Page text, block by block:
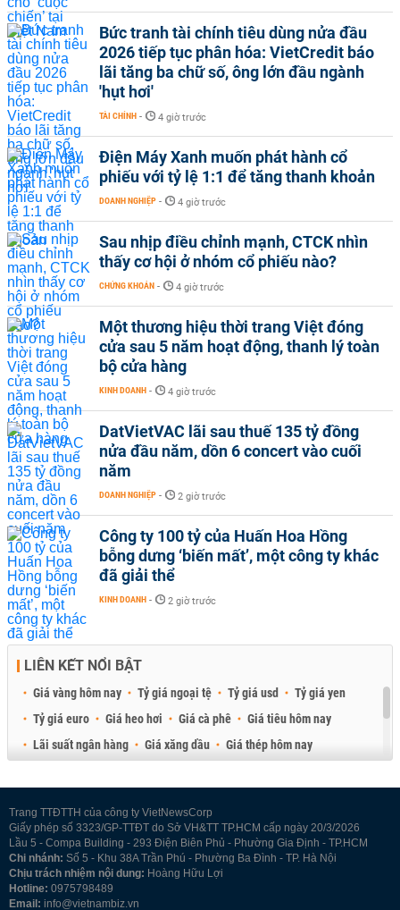
Bức tranh tài chính tiêu dùng nửa đầu
2026 tiếp tục phân hóa: VietCredit báo
lãi tăng ba chữ số, ông lớn đầu ngành
'hụt hơi'
TÀI CHÍNH - 4 giờ trước
Điện Máy Xanh muốn phát hành cổ
phiếu với tỷ lệ 1:1 để tăng thanh khoản
DOANH NGHIỆP - 4 giờ trước
Sau nhịp điều chỉnh mạnh, CTCK nhìn
thấy cơ hội ở nhóm cổ phiếu nào?
CHỨNG KHOÁN - 4 giờ trước
Một thương hiệu thời trang Việt đóng
cửa sau 5 năm hoạt động, thanh lý toàn
bộ cửa hàng
KINH DOANH - 4 giờ trước
DatVietVAC lãi sau thuế 135 tỷ đồng
nửa đầu năm, dồn 6 concert vào cuối
năm
DOANH NGHIỆP - 2 giờ trước
Công ty 100 tỷ của Huấn Hoa Hồng
bỗng dưng ‘biến mất’, một công ty khác
đã giải thể
KINH DOANH - 2 giờ trước
LIÊN KẾT NỔI BẬT
Giá vàng hôm nay Tỷ giá ngoại tệ Tỷ giá usd
Tỷ giá yen
Tỷ giá euro
Giá heo hơi Giá cà phê
Giá tiêu hôm nay
Lãi suất ngân hàng
Giá xăng dầu
Giá thép hôm nay
Trang TTĐTTH của công ty VietNewsCorp
Giấy phép số 3323/GP-TTĐT do Sở VH&TT TP.HCM cấp ngày 20/3/2026
Lầu 5 - Compa Building - 293 Điện Biên Phủ - Phường Gia Định - TP.HCM
Chi nhánh: Số 5 - Khu 38A Trần Phú - Phường Ba Đình - TP. Hà Nội
Chịu trách nhiệm nội dung: Hoàng Hữu Lợi
Hotline: 0975798489
Email: info@vietnambiz.vn